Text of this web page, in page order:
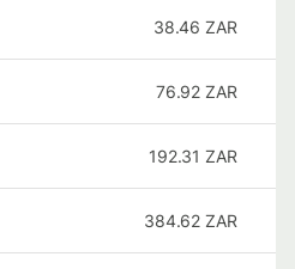
38.46 ZAR
76.92 ZAR
192.31 ZAR
384.62 ZAR